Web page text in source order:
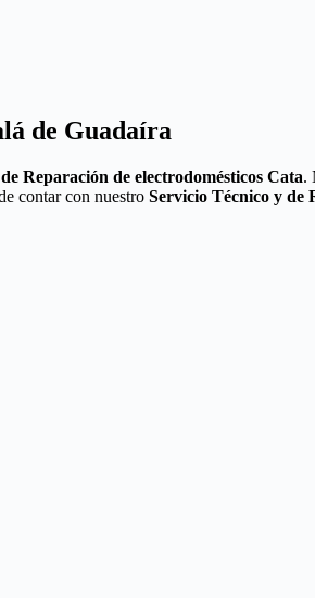
de Guadaíra
Reparación de electrodomésticos Cata.
contar con nuestro Servicio Técnico y de